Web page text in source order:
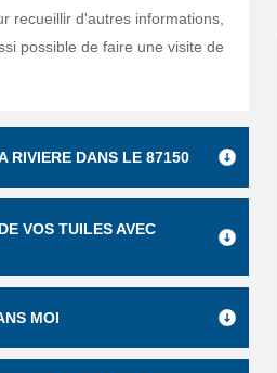
recueillir d'autres informations,
possible de faire une visite de
RIVIERE DANS LE 87150
VOS TUILES AVEC
MOI